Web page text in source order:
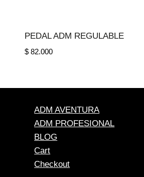
PEDAL ADM REGULABLE
$82.000
ADM AVENTURA
ADM PROFESIONAL
BLOG
Cart
Checkout